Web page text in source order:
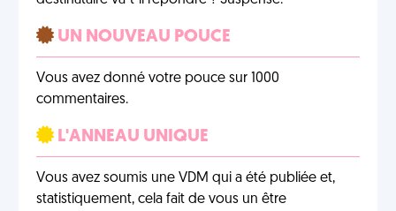
UN NOUVEAU POUCE
Vous avez donné votre pouce sur 1000
commentaires.
L'ANNEAU UNIQUE
Vous avez soumis une VDM qui a été publiée et,
statistiquement, cela fait de vous un être